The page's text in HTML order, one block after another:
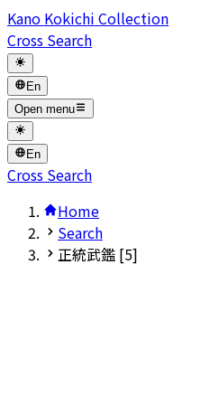
Kano Kokichi Collection
Cross Search
En
Open menu
En
Cross Search
Home
Search
正統武鑑 [5]